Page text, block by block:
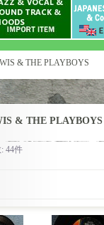
& THE PLAYBOYS
& THE PLAYBOYS
:44件